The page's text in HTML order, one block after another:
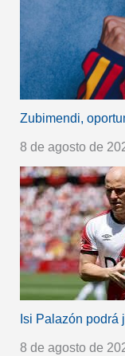
Zubimendi,
8 de agosto de
Isi Palazón podrá
8 de agosto de